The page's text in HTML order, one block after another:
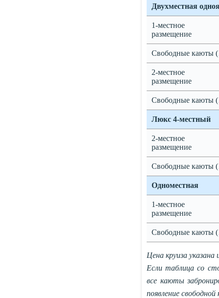
Двухместная
1-местное
размещение
Свободные каюты
2-местное
размещение
Свободные каюты
Люкс 4-местный
2-местное
размещение
Свободные каюты
Одноместная
1-местное
размещение
Свободные каюты
Цена круиза указана
Если таблица со
все каюты
появление